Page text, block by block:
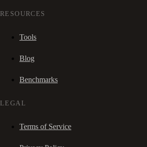
RESOURCES
Tools
Blog
Benchmarks
LEGAL
Terms of Service